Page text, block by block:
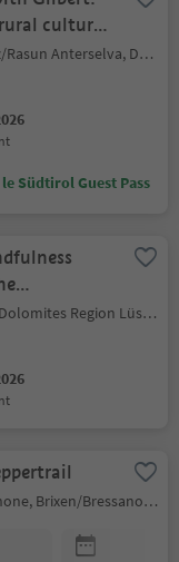
culture
Rasen-Antholz/Rasun Anterselva, Dolomites Region Kronplatz/Plan de Corones
Südtirol Guest Pass
Lüsen/Luson, Dolomites Region Lüsen Villnöss
Brixen/Bressanone, Brixen/Bressanone and environs